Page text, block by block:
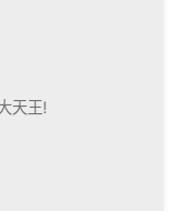
天王!